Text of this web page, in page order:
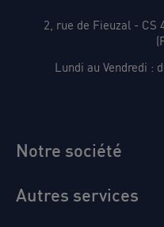
2, rue de Fieuzal - CS
Lundi au Vendredi :
Notre société
Autres services